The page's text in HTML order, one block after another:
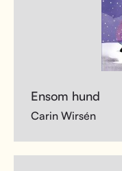
Ensom hund
Carin Wirsén